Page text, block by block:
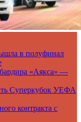
в полуфинал
«Аякса» —
Суперкубок УЕФА
контракта с